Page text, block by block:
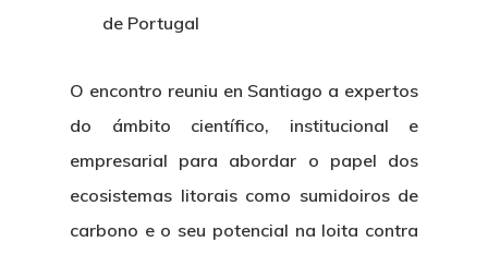
de Portugal
O encontro reuniu en Santiago a expertos
do ámbito científico, institucional e
empresarial para abordar o papel dos
ecosistemas litorais como sumidoiros de
carbono e o seu potencial na loita contra